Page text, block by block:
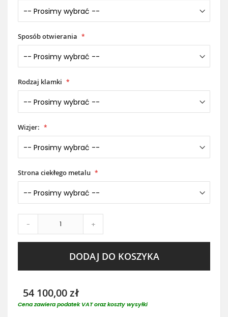
Sposób otwierania
Rodzaj klamki
Wizjer:
Strona ciekłego metalu
- +
DODAJ DO KOSZYKA
54 100,00 zł
Cena zawiera podatek VAT oraz koszty wysyłki